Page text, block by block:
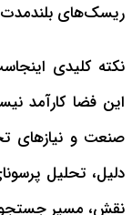
ریسک‌های بلندمدت
نکته کلیدی
این فضا کارآمد
صنعت و نیازهای
نقش، مسیر جستجو